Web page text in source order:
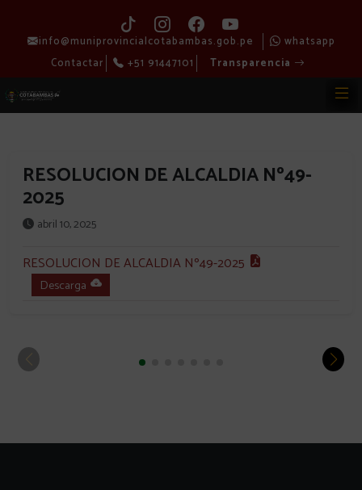
info@muniprovincialcotabambas.gob.pe
whatsapp
Contactar
+51 91447101 Transparencia
RESOLUCION DE ALCALDIA Nº49-
2025
abril 10, 2025
RESOLUCION DE ALCALDIA Nº49-2025
Descarga